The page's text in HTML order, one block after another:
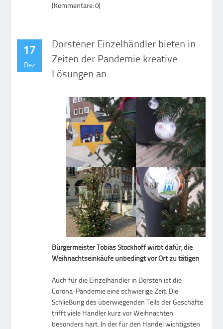
(Kommentare: 0)
17
Dez
Dorstener Einzelhändler bieten in
Zeiten der Pandemie kreative
Lösungen an
Bürgermeister Tobias Stockhoff wirbt dafür, die
Weihnachtseinkäufe unbedingt vor Ort zu tätigen
Auch für die Einzelhändler in Dorsten ist die
Corona-Pandemie eine schwierige Zeit. Die
Schließung des überwiegenden Teils der Geschäfte
trifft viele Händler kurz vor Weihnachten
besonders hart. In der für den Handel wichtigsten